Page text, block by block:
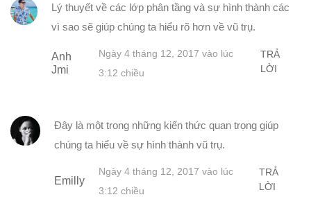
Lý thuyết về các lớp phân tầng và sự hình thành các
vì sao sẽ giúp chúng ta hiểu rõ hơn về vũ trụ.
Anh
Jmi
Ngày 4 tháng 12, 2017 vào lúc
3:12 chiều
TRẢ
LỜI
Đây là một trong những kiến thức quan trọng giúp
chúng ta hiểu về sự hình thành vũ trụ.
Emilly
Ngày 4 tháng 12, 2017 vào lúc
3:12 chiều
TRẢ
LỜI